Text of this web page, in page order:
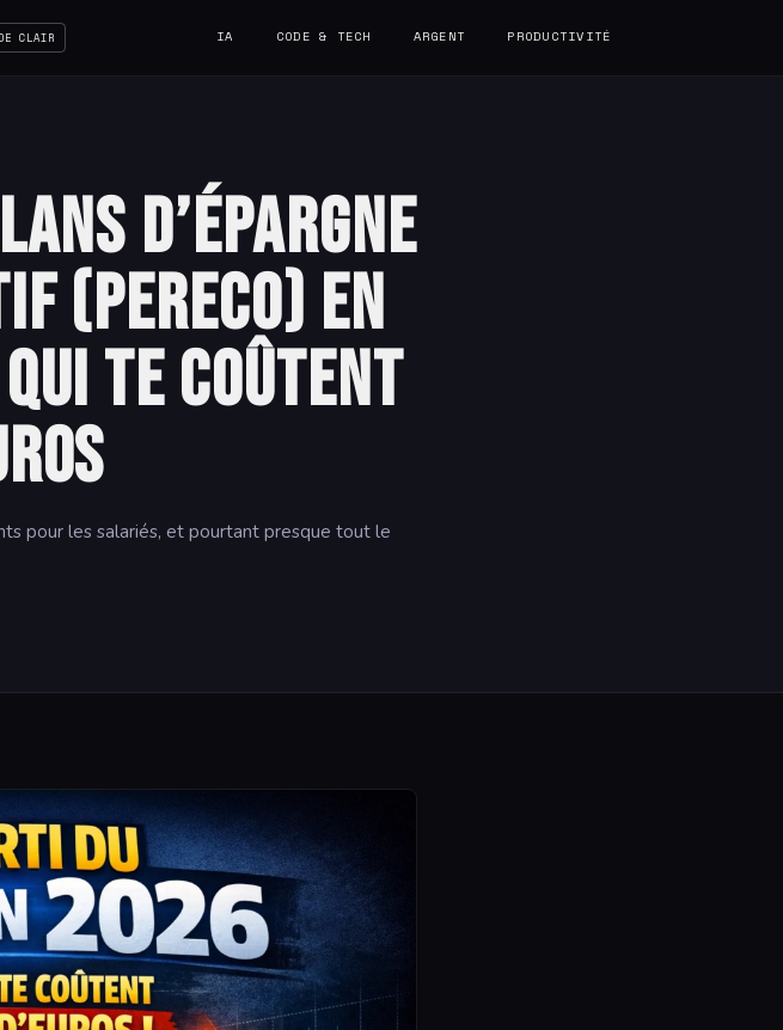
CLAIR IA CODE & TECH ARGENT PRODUCTIVITÉ
d’Épargne
en
te coûtent
pour les salariés, et pourtant presque tout le